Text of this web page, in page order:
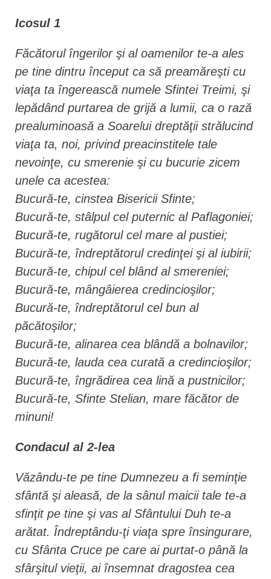
Icosul 1
Făcătorul îngerilor şi al oamenilor te-a ales
pe tine dintru început ca să preamăreşti cu
viaţa ta îngerească numele Sfintei Treimi, şi
lepădând purtarea de grijă a lumii, ca o rază
prealuminoasă a Soarelui dreptăţii strălucind
viaţa ta, noi, privind preacinstitele tale
nevoinţe, cu smerenie şi cu bucurie zicem
unele ca acestea:
Bucură-te, cinstea Bisericii Sfinte;
Bucură-te, stâlpul cel puternic al Paflagoniei;
Bucură-te, rugătorul cel mare al pustiei;
Bucură-te, îndreptătorul credinţei şi al iubirii;
Bucură-te, chipul cel blând al smereniei;
Bucură-te, mângâierea credincioşilor;
Bucură-te, îndreptătorul cel bun al
păcătoşilor;
Bucură-te, alinarea cea blândă a bolnavilor;
Bucură-te, lauda cea curată a credincioşilor;
Bucură-te, îngrădirea cea lină a pustnicilor;
Bucură-te, Sfinte Stelian, mare făcător de
minuni!
Condacul al 2-lea
Văzându-te pe tine Dumnezeu a fi seminţie
sfântă şi aleasă, de la sânul maicii tale te-a
sfinţit pe tine şi vas al Sfântului Duh te-a
arătat. Îndreptându-ţi viaţa spre însingurare,
cu Sfânta Cruce pe care ai purtat-o până la
sfârşitul vieţii, ai însemnat dragostea cea